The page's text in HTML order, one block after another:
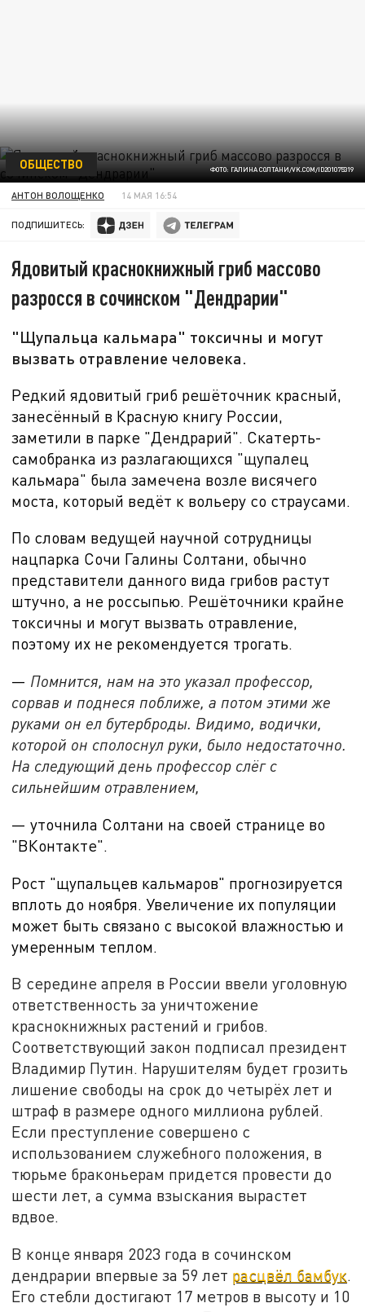
ФОТО: ГАЛИНА СОЛТАНИ/VK.COM/ID201075319
ОБЩЕСТВО
АНТОН ВОЛОЩЕНКО 14 МАЯ 16:54
ПОДПИШИТЕСЬ:
Ядовитый краснокнижный гриб массово
разросся в сочинском "Дендрарии"
"Щупальца кальмара" токсичны и могут
вызвать отравление человека.
Редкий ядовитый гриб решёточник красный,
занесённый в Красную книгу России,
заметили в парке "Дендрарий". Скатерть-
самобранка из разлагающихся "щупалец
кальмара" была замечена возле висячего
моста, который ведёт к вольеру со страусами.
По словам ведущей научной сотрудницы
нацпарка Сочи Галины Солтани, обычно
представители данного вида грибов растут
штучно, а не россыпью. Решёточники крайне
токсичны и могут вызвать отравление,
поэтому их не рекомендуется трогать.
— Помнится, нам на это указал профессор,
сорвав и поднеся поближе, а потом этими же
руками он ел бутерброды. Видимо, водички,
которой он сполоснул руки, было недостаточно.
На следующий день профессор слёг с
сильнейшим отравлением,
— уточнила Солтани на своей странице во
"ВКонтакте".
Рост "щупальцев кальмаров" прогнозируется
вплоть до ноября. Увеличение их популяции
может быть связано с высокой влажностью и
умеренным теплом.
В середине апреля в России ввели уголовную
ответственность за уничтожение
краснокнижных растений и грибов.
Соответствующий закон подписал президент
Владимир Путин. Нарушителям будет грозить
лишение свободы на срок до четырёх лет и
штраф в размере одного миллиона рублей.
Если преступление совершено с
использованием служебного положения, в
тюрьме браконьерам придется провести до
шести лет, а сумма взыскания вырастет
вдвое.
В конце января 2023 года в сочинском
дендрарии впервые за 59 лет расцвёл бамбук.
Его стебли достигают 17 метров в высоту и 10